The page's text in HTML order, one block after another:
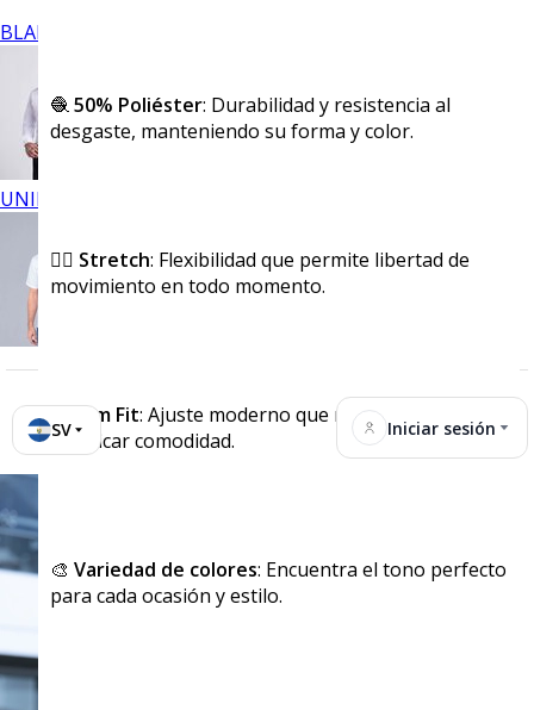
BLANCOS
UNIFORMES
SV Iniciar sesión
🧶50% Poliéster: Durabilidad y resistencia al
desgaste, manteniendo su forma y color.
🏃‍♂️ Stretch: Flexibilidad que permite libertad de
movimiento en todo momento.
📏Slim Fit: Ajuste moderno que realza tu figura sin
sacrificar comodidad.
🎨 Variedad de colores: Encuentra el tono perfecto
para cada ocasión y estilo.